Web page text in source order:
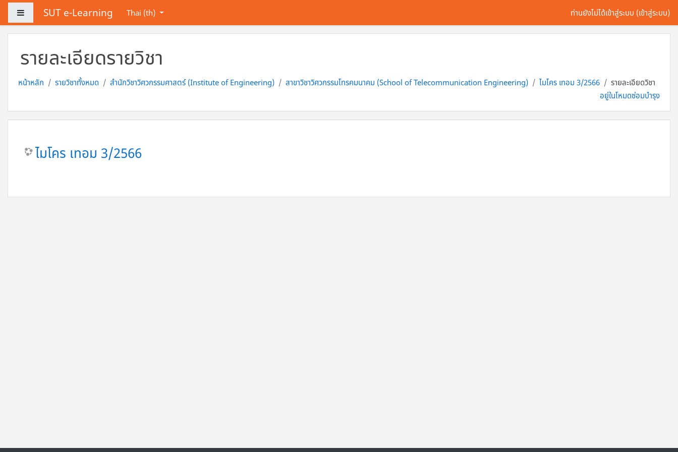
ข้ามไปที่เนื้อหาหลัก
Side panelSUT e-Learning Thai ‎(th)‎ ท่านยังไม่ได้เข้าสู่ระบบ (เข้าสู่ระบบ)
รายละเอียดรายวิชา
หน้าหลัก รายวิชาทั้งหมด สำนักวิชาวิศวกรรมศาสตร์ (Institute of Engineering) สาขาวิชาวิศวกรรมโทรคมนาคม (School of Telecommunication Engineering) ไมโคร เทอม 3/2566
รายละเอียดวิชา
อยู่ในโหมดซ่อมบำรุง
ไมโคร เทอม 3/2566